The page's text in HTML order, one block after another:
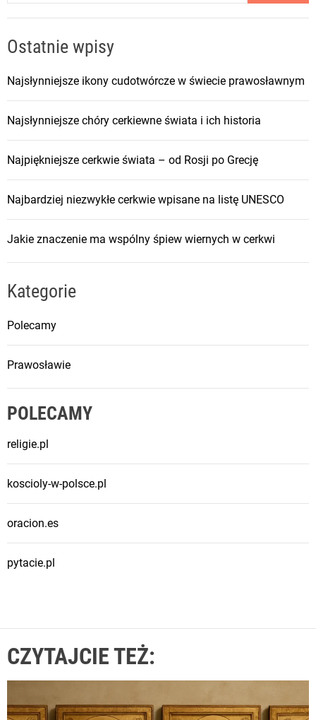
Ostatnie wpisy
Najsłynniejsze ikony cudotwórcze w świecie prawosławnym
Najsłynniejsze chóry cerkiewne świata i ich historia
Najpiękniejsze cerkwie świata – od Rosji po Grecję
Najbardziej niezwykłe cerkwie wpisane na listę UNESCO
Jakie znaczenie ma wspólny śpiew wiernych w cerkwi
Kategorie
Polecamy
Prawosławie
POLECAMY
religie.pl
koscioly-w-polsce.pl
oracion.es
pytacie.pl
CZYTAJCIE TEŻ: